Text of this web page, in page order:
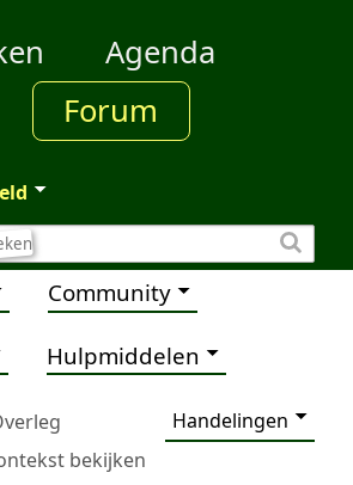
Agenda
Forum
Community
Hulpmiddelen
Handelingen
bekijken